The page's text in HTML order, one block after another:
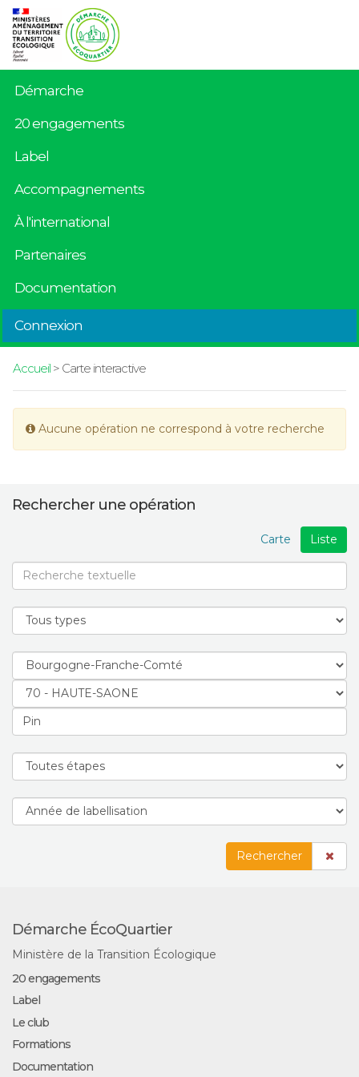
Démarche
20 engagements
Label
Accompagnements
À l'international
Partenaires
Documentation
Connexion
Accueil> Carte interactive
Aucune opération ne correspond à votre recherche
Rechercher une opération
Liste
Carte
Rechercher
Démarche ÉcoQuartier
Ministère de la Transition Écologique
20 engagements
Label
Le club
Formations
Documentation